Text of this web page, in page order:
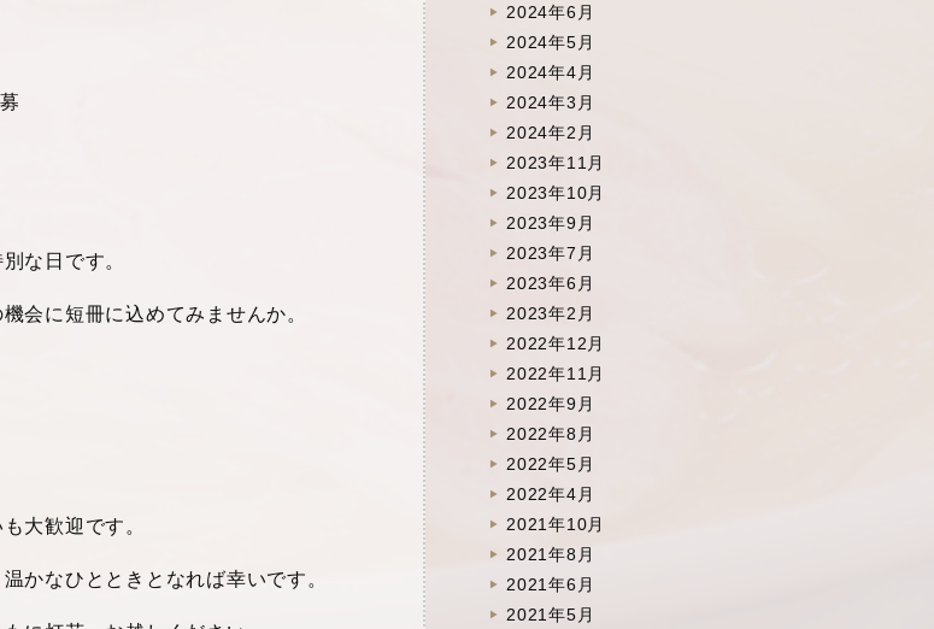
な日です。
会に短冊に込めてみませんか。
大歓迎です。
かなひとときとなれば幸いです。
2024年6月
2024年5月
2024年4月
2024年3月
2024年2月
2023年11月
2023年10月
2023年9月
2023年7月
2023年6月
2023年2月
2022年12月
2022年11月
2022年9月
2022年8月
2022年5月
2022年4月
2021年10月
2021年8月
2021年6月
2021年5月